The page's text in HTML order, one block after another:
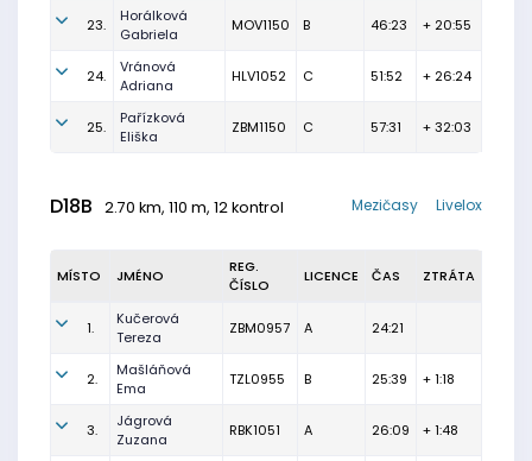
23.
Horálková
Gabriela
MOV1150 B 46:23 + 20:55
24.
Vránová
Adriana
HLV1052 C 51:52 + 26:24
25.
Pařízková
Eliška
ZBM1150 C 57:31 + 32:03
D18B 2.70 km, 110 m, 12 kontrol Livelox
Mezičasy
MÍSTO JMÉNO
REG.
ČÍSLO
LICENCE ČAS ZTRÁTA
1.
Kučerová
Tereza
ZBM0957 A 24:21
2.
Mašláňová
Ema
TZL0955 B 25:39 + 1:18
3.
Jágrová
Zuzana
RBK1051 A 26:09 + 1:48